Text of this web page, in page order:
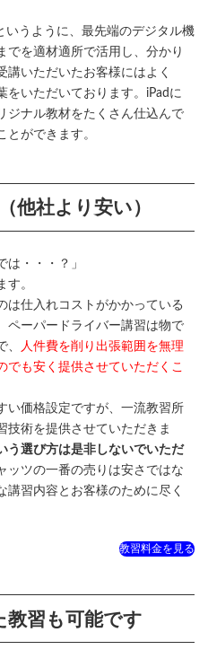
うように、最先端のデジタル機
でを適材適所で活用し、分かり
講いただいたお客様にはよく
をいただいております。iPadに
ジナル教材をたくさん仕込んで
とができます。
他社より安い）
は・・・？」
。
仕入れコストがかかっている
ペーパードライバー講習は物で
、
人件費を削り出張範囲を無理
でも安く提供させていただくこ
価格設定ですが、一流教習所
技術を提供させていただきま
う選び方は是非しないでいただ
ッツの一番の売りは安さではな
講習内容とお客様のために尽く
教習料金を見る
教習も可能です